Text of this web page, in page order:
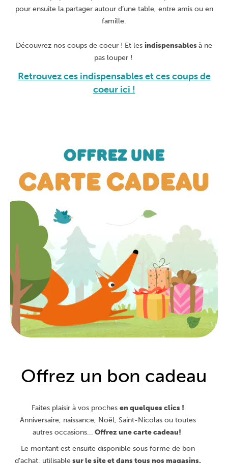
pour ensuite la partager autour d’une table, entre amis ou en
famille.
Découvrez nos coups de coeur ! Et les indispensables à ne
pas louper !
Retrouvez ces indispensables et ces coups de
coeur ici !
Offrez un bon cadeau
Faites plaisir à vos proches en quelques clics !
Anniversaire, naissance, Noël, Saint-Nicolas ou toutes
autres occasions... Offrez une carte cadeau!
Le montant est ensuite disponible sous forme de bon
d’achat, utilisablesur le site et dans tous nos magasins.